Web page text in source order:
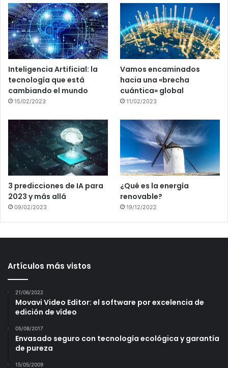
Inteligencia Artificial: la
tecnología que está
cambiando el mundo
15/02/2023
Vamos encaminados
hacia una «brecha
cuántica» global
11/02/2023
3 predicciones de IA para
2023 y más allá
09/02/2023
¿Qué es la energía
renovable?
19/12/2022
Artículos más vistos
21/06/2022
Movavi Video Editor: el software por excelencia de
edición de vídeo
05/08/2017
Envasado seguro con tecnología ecológica y garantía
de pureza
15/05/2009